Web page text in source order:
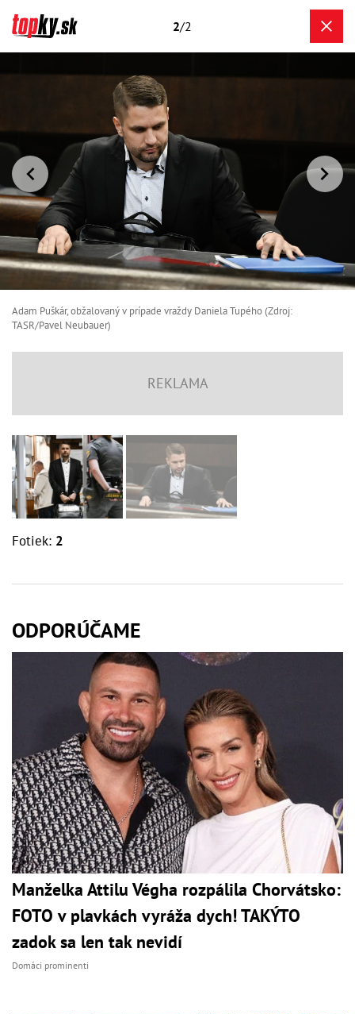
2/2
Adam Puškár, obžalovaný v prípade vraždy Daniela Tupého (Zdroj:
TASR/Pavel Neubauer)
Fotiek: 2
ODPORÚČAME
Manželka Attilu Végha rozpálila Chorvátsko:
FOTO v plavkách vyráža dych! TAKÝTO
zadok sa len tak nevidí
Domáci prominenti